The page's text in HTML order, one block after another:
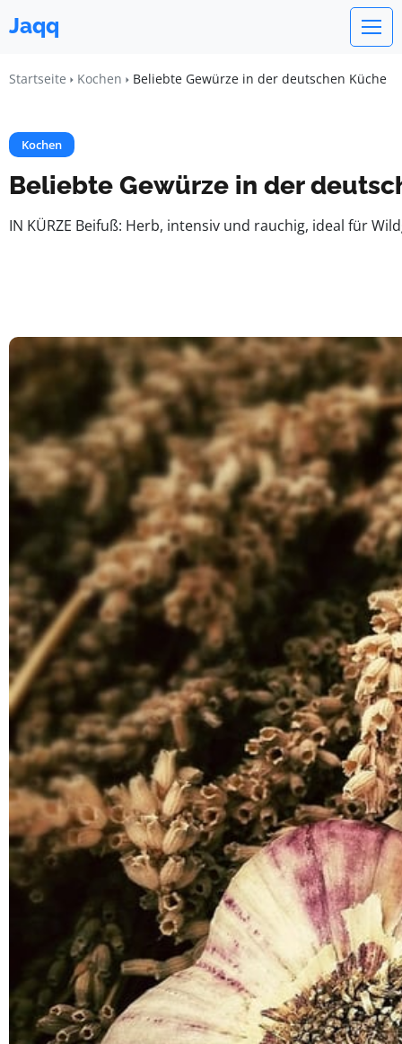
Jaqq
Startseite Kochen Beliebte Gewürze in der deutschen Küche
Kochen
Beliebte Gewürze in der
IN KÜRZE Beifuß: Herb, intensiv und rauchig, ideal für